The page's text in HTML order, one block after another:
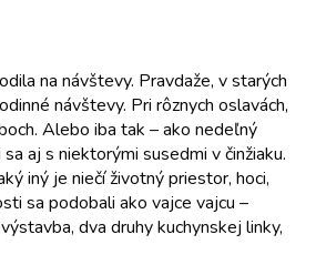
na návštevy. Pravdaže, v starých
návštevy. Pri rôznych oslavách,
Alebo iba tak – ako nedeľný
aj s niektorými susedmi v činžiaku.
iný je niečí životný priestor, hoci,
sa podobali ako vajce vajcu –
dva druhy kuchynskej linky,